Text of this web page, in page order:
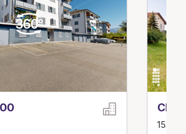
CHF
1532